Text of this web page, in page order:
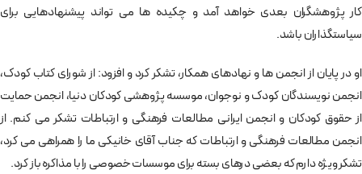
کار پژوهشگران بعدی خواهد آمد و چکیده ها می تواند پیشنهادهایی برای
سیاستگذاران باشد.
او در پایان از انجمن ها و نهادهای همکار، تشکر کرد و افزود: از شورای کتاب کودک،
انجمن نویسندگان کودک و نوجوان، موسسه پژوهشی کودکان دنیا، انجمن حمایت
از حقوق کودکان و انجمن ایرانی مطالعات فرهنگی و ارتباطات تشکر می کنم. از
انجمن مطالعات فرهنگی و ارتباطات که جناب آقای خانیکی ما را همراهی می کرد،
تشکر ویژه دارم که بعضی درهای بسته برای موسسات خصوصی را با مذاکره باز کرد.